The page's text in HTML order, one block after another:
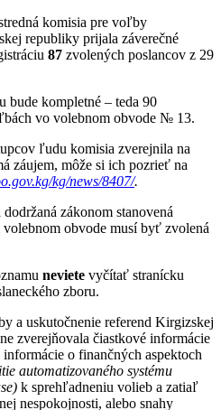
komisia pre voľby
republiky prijala záverečné
87 zvolených poslancov z 29
bude kompletné – teda 90
vo volebnom obvode № 13.
ľudu komisia zverejnila na
záujem, môže si ich pozrieť na
kg/news/8407/.
zákonom stanovená
obvode musí byť zvolená
neviete vyčítať stranícku
zboru.
a uskutočnenie referend Kirgizskej
zverejňovala čiastkové informácie
o finančných aspektoch
automatizovaného systému
k sprehľadneniu volieb a zatiaľ
nespokojnosti, alebo snahy